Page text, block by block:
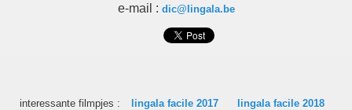
e-mail : dic@lingala.be
interessante filmpjes : lingala facile 2017 lingala facile 2018